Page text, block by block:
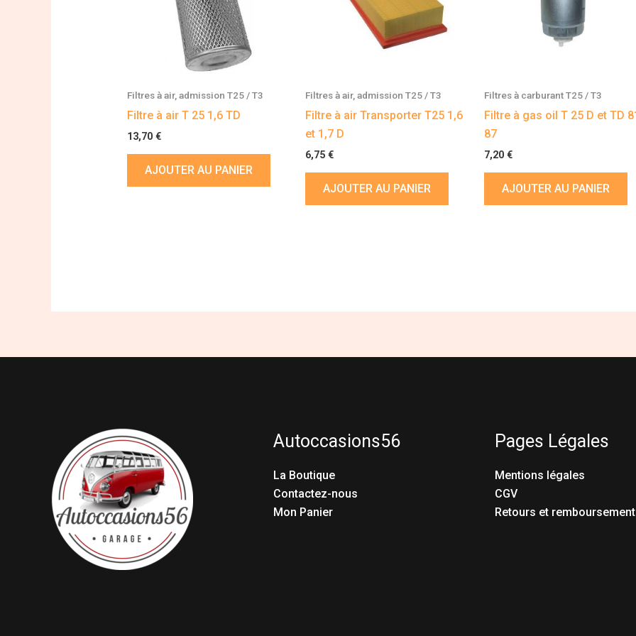
Filtres à air, admission T25 / T3
Filtre à air T 25 1,6 TD
13,70 €
AJOUTER AU PANIER
Filtres à air, admission T25 / T3
Filtre à air Transporter T25 1,6
et 1,7 D
6,75€
AJOUTER AU PANIER
Filtres à carburant T25 / T3
Filtre à gas oil T 25 D et TD
87
7,20 €
AJOUTER AU PANIER
Autoccasions56
La Boutique
Contactez-nous
Mon Panier
Pages Légales
Mentions légales
CGV
Retours et